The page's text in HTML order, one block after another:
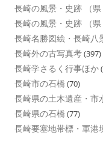
長崎の風景・史跡 （県
長崎の風景・史跡 （県
長崎名勝図絵・長崎八
長崎外の古写真考(397)
長崎学さるく行事ほか
長崎市の石橋 (70)
長崎県の土木遺産・市
長崎県の石橋 (77)
長崎要塞地帯標・軍港